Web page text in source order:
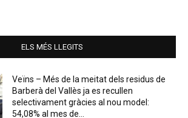
ELS MÉS LLEGITS
Veïns – Més de la meitat dels residus de
Barberà del Vallès ja es recullen
selectivament gràcies al nou model:
54,08% al mes de...